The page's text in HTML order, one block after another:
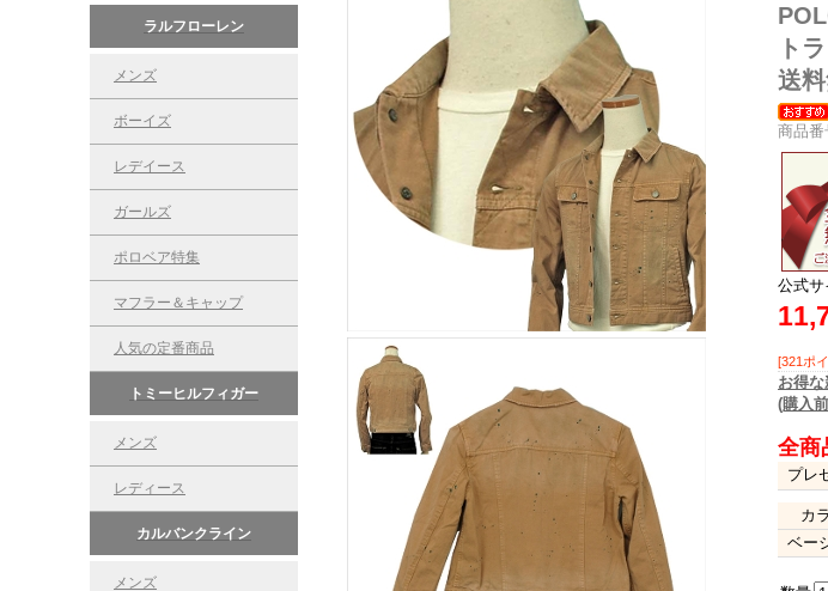
ラルフローレン
メンズ
ボーイズ
レデイース
ガールズ
ポロベア特集
マフラー＆キャップ
人気の定番商品
トミーヒルフィガー
メンズ
レディース
カルバンクライン
メンズ
ト
送
商品
公式サ
[321ポ
お得
(購入
全商
プレ
カ
ベー